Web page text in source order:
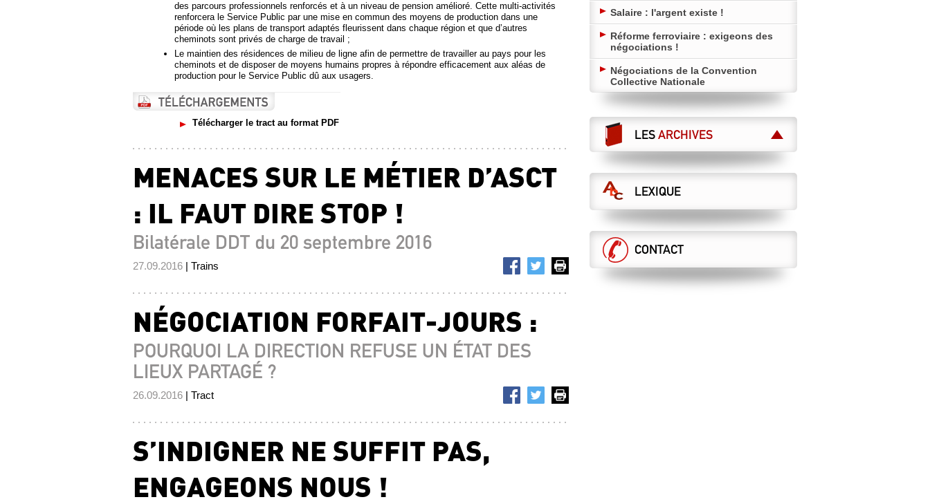
des parcours professionnels renforcés et à un niveau de pension amélioré. Cette multi-activités
renforcera le Service Public par une mise en commun des moyens de production dans une
période où les plans de transport adaptés fleurissent dans chaque région et que d’autres
cheminots sont privés de charge de travail ;
Le maintien des résidences de milieu de ligne afin de permettre de travailler au pays pour les
cheminots et de disposer de moyens humains propres à répondre efficacement aux aléas de
production pour le Service Public dû aux usagers.
Télécharger le tract au format PDF
MENACES SUR LE MÉTIER D’ASCT
: IL FAUT DIRE STOP !
Bilatérale DDT du 20 septembre 2016
27.09.2016 | Trains
NÉGOCIATION FORFAIT-JOURS :
POURQUOI LA DIRECTION REFUSE UN ÉTAT DES
LIEUX PARTAGÉ ?
26.09.2016 | Tract
S’INDIGNER NE SUFFIT PAS,
ENGAGEONS NOUS !
Salaire : l'argent existe !
Réforme ferroviaire : exigeons des
négociations !
Négociations de la Convention
Collective Nationale
LESARCHIVES
LEXIQUE
CONTACT